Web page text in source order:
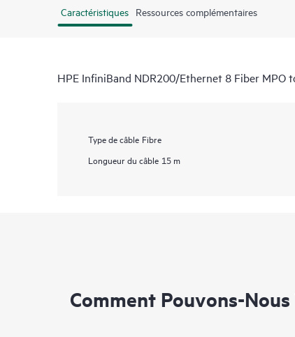
Caractéristiques Ressources complémentaires
HPE InfiniBand NDR200/Ethernet 8 Fiber MPO
Type de câble Fibre
Longueur du câble 15 m
Comment Pouvons-